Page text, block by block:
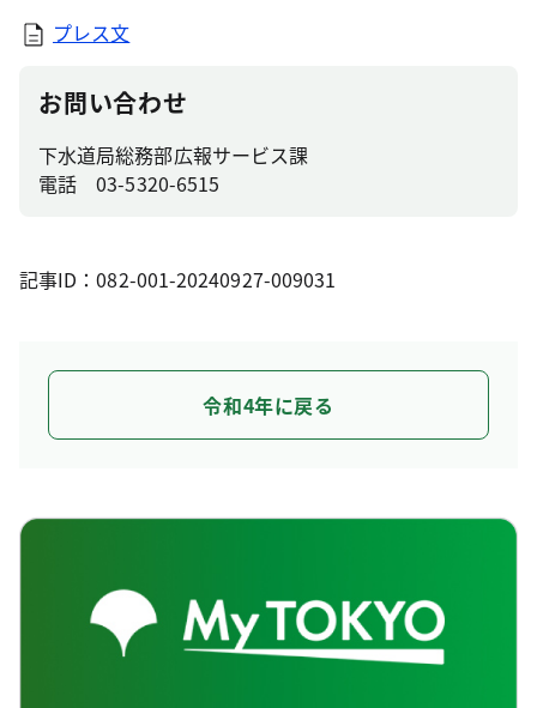
プレス文
お問い合わせ
下水道局総務部広報サービス課
電話 03-5320-6515
記事ID：082-001-20240927-009031
令和4年に戻る